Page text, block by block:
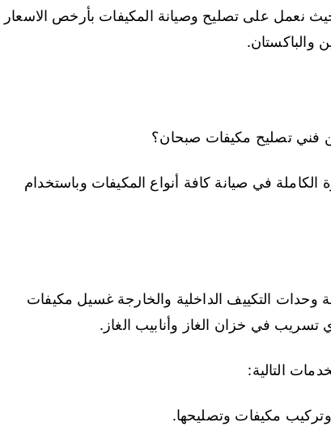
نعمل على تصليح وصيانة المكيفات بأرخص الاسعار
والباكستان.
تصليح مكيفات صبحان؟
في صيانة كافة أنواع المكيفات وباستخدام
التكييف الداخلية والخارجة غسيل مكيفات
تسريب في خزان الغاز وأنابيب الغاز.
التالية:
وتركيب مكيفات وتصليحها.